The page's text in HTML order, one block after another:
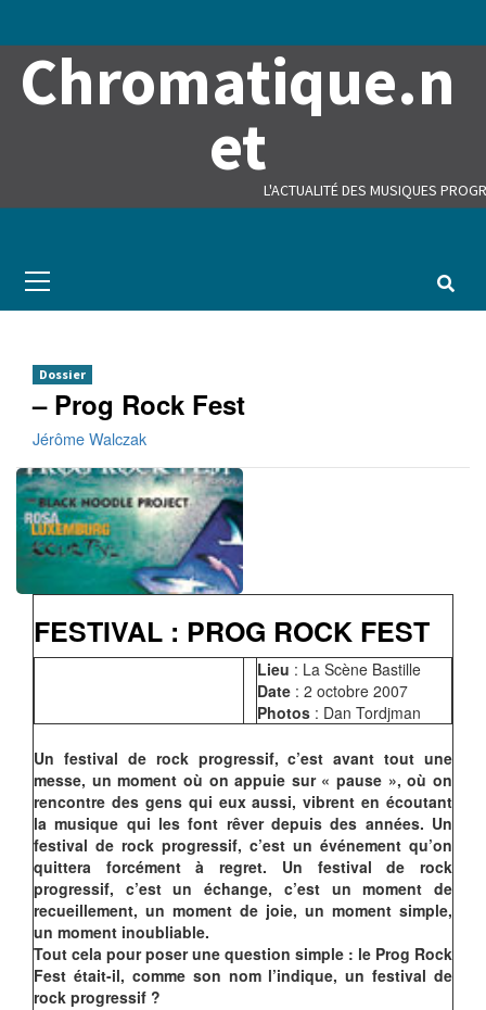
Chromatique.n
et
L'ACTUALITÉ DES MUSIQUES
Menu
Dossier
– Prog Rock Fest
Jérôme Walczak
FESTIVAL : PROG ROCK FEST
Lieu : La Scène Bastille
Date : 2 octobre 2007
Photos : Dan Tordjman
Un festival de rock progressif, c’est avant tout une
messe, un moment où on appuie sur « pause », où on
rencontre des gens qui eux aussi, vibrent en écoutant
la musique qui les font rêver depuis des années. Un
festival de rock progressif, c’est un événement qu’on
quittera forcément à regret. Un festival de rock
progressif, c’est un échange, c’est un moment de
recueillement, un moment de joie, un moment simple,
un moment inoubliable.
Tout cela pour poser une question simple : le Prog Rock
Fest était-il, comme son nom l’indique, un festival de
rock progressif ?